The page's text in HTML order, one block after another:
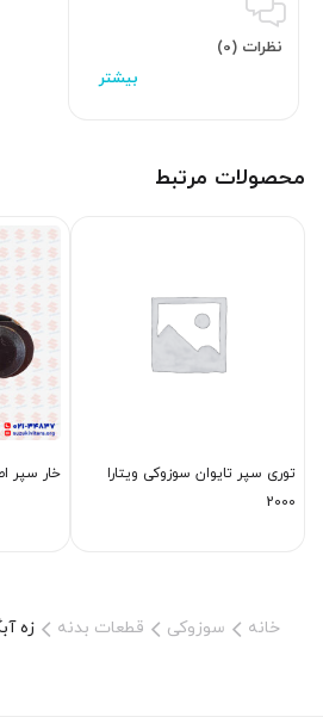
نظرات (0)
محصولات مرتبط
توری سپر تایوان سوزوکی ویتارا
2000
خار سپر
خانه سوزوکی قطعات بدنه زه